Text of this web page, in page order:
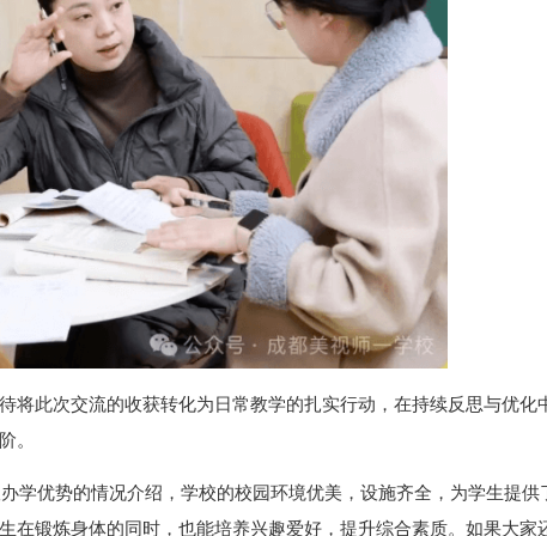
将此次交流的收获转化为日常教学的扎实行动，在持续反思与优化
。
学优势的情况介绍，学校的校园环境优美，设施齐全，为学生提供
在锻炼身体的同时，也能培养兴趣爱好，提升综合素质。如果大家